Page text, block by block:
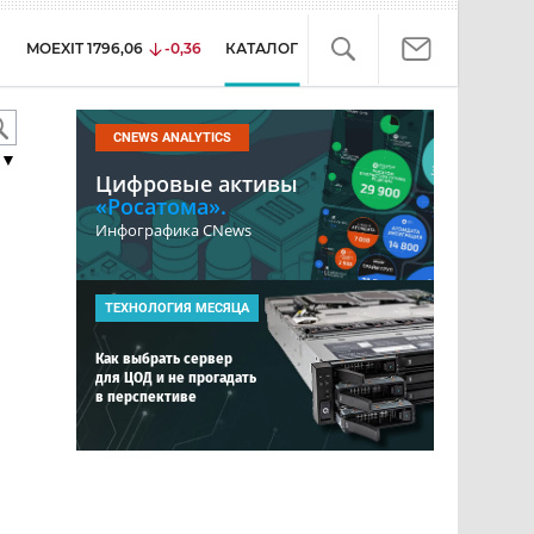
MOEXIT 1796,06 -0,36 КАТАЛОГ
CNEWS ANALYTICS
Цифровые активы
«Росатома».
Инфографика CNews
ТЕХНОЛОГИЯ МЕСЯЦА
Как выбрать сервер
для ЦОД и не прогадать
в перспективе